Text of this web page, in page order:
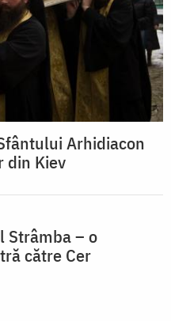
Arhidiacon
din Kiev
Strâmba – o
către Cer